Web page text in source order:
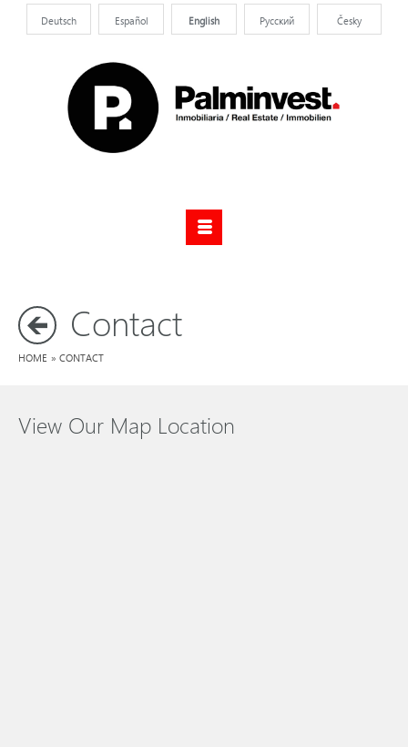
Deutsch Español English Pусский Česky
Contact
HOME » CONTACT
View Our Map Location